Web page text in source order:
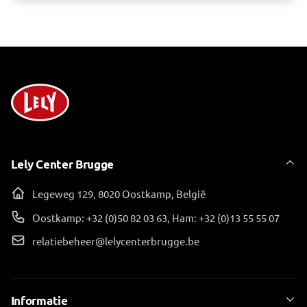
Lely Center Brugge
Legeweg 129, 8020 Oostkamp, België
Oostkamp: +32 (0)50 82 03 63, Ham: +32 (0)13 55 55 07
relatiebeheer@lelycenterbrugge.be
Informatie